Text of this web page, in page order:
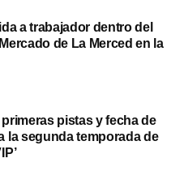
a trabajador dentro del
de La Merced en la
primeras pistas y fecha de
la segunda temporada de